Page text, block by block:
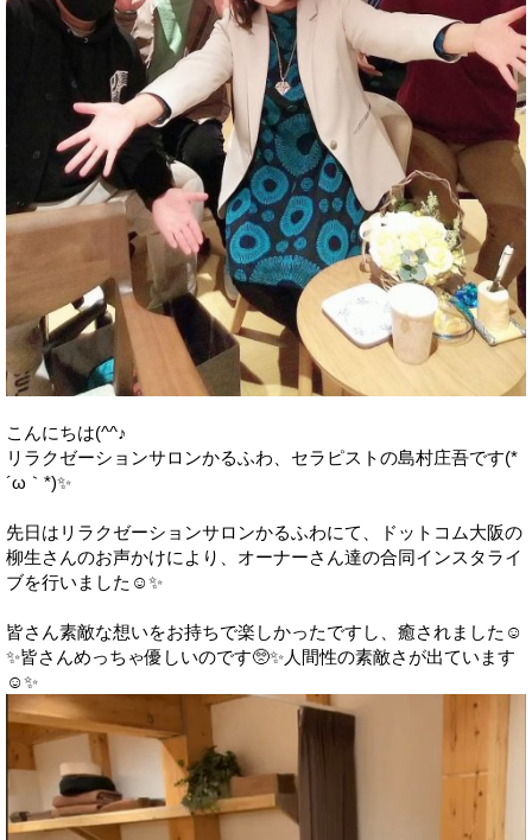
こんにちは(^^♪
リラクゼーションサロンかるふわ、セラピストの島村庄吾です(*
´ω｀*)✨
先日はリラクゼーションサロンかるふわにて、ドットコム大阪の
柳生さんのお声かけにより、オーナーさん達の合同インスタライ
ブを行いました☺️✨
皆さん素敵な想いをお持ちで楽しかったですし、癒されました☺️
✨皆さんめっちゃ優しいのです🥺✨人間性の素敵さが出ています
☺️✨